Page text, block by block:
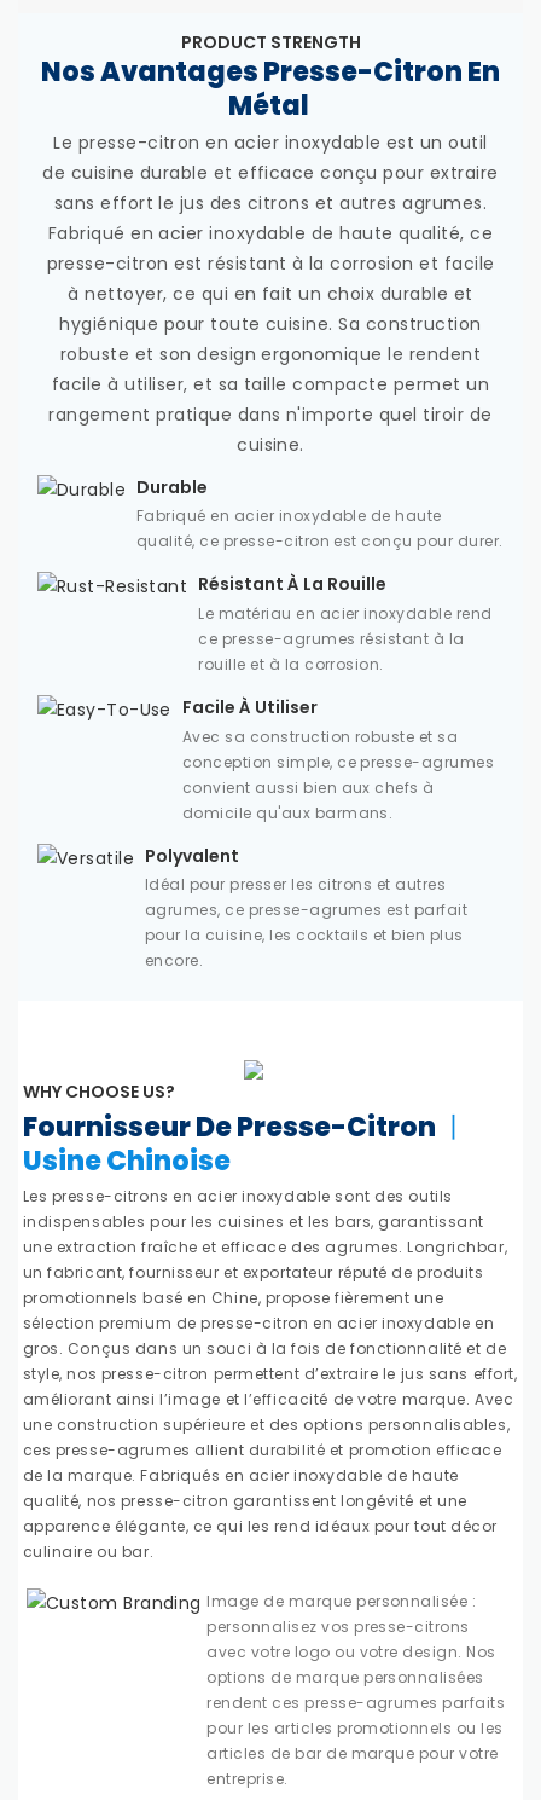
PRODUCT STRENGTH
Nos Avantages Presse-Citron En
Métal
Le presse-citron en acier inoxydable est un outil
de cuisine durable et efficace conçu pour extraire
sans effort le jus des citrons et autres agrumes.
Fabriqué en acier inoxydable de haute qualité, ce
presse-citron est résistant à la corrosion et facile
à nettoyer, ce qui en fait un choix durable et
hygiénique pour toute cuisine. Sa construction
robuste et son design ergonomique le rendent
facile à utiliser, et sa taille compacte permet un
rangement pratique dans n'importe quel tiroir de
cuisine.
Durable
Fabriqué en acier inoxydable de haute
qualité, ce presse-citron est conçu pour durer.
Résistant À La Rouille
Le matériau en acier inoxydable rend
ce presse-agrumes résistant à la
rouille et à la corrosion.
Facile À Utiliser
Avec sa construction robuste et sa
conception simple, ce presse-agrumes
convient aussi bien aux chefs à
domicile qu'aux barmans.
Polyvalent
Idéal pour presser les citrons et autres
agrumes, ce presse-agrumes est parfait
pour la cuisine, les cocktails et bien plus
encore.
WHY CHOOSE US?
Fournisseur De Presse-Citron 丨
Usine Chinoise
Les presse-citrons en acier inoxydable sont des outils
indispensables pour les cuisines et les bars, garantissant
une extraction fraîche et efficace des agrumes. Longrichbar,
un fabricant, fournisseur et exportateur réputé de produits
promotionnels basé en Chine, propose fièrement une
sélection premium de presse-citron en acier inoxydable en
gros. Conçus dans un souci à la fois de fonctionnalité et de
style, nos presse-citron permettent d’extraire le jus sans effort,
améliorant ainsi l’image et l’efficacité de votre marque. Avec
une construction supérieure et des options personnalisables,
ces presse-agrumes allient durabilité et promotion efficace
de la marque. Fabriqués en acier inoxydable de haute
qualité, nos presse-citron garantissent longévité et une
apparence élégante, ce qui les rend idéaux pour tout décor
culinaire ou bar.
Image de marque personnalisée :
personnalisez vos presse-citrons
avec votre logo ou votre design. Nos
options de marque personnalisées
rendent ces presse-agrumes parfaits
pour les articles promotionnels ou les
articles de bar de marque pour votre
entreprise.